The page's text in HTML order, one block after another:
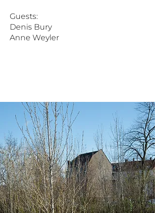
Guests:
Denis Bury
Anne Weyler